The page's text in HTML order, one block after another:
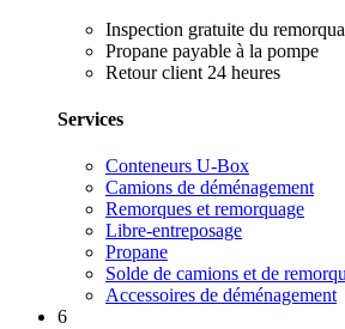
Inspection gratuite du
Propane payable à la pompe
Retour client 24 heures
Services
Conteneurs U-Box
Camions de déménagement
Remorques et remorquage
Libre-entreposage
Propane
Solde de camions et de
Accessoires de déménagement
6